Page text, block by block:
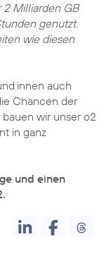
2 Milliarden GB
genutzt.
wie diesen
auch
Chancen der
wir unser o2
in ganz
und einen